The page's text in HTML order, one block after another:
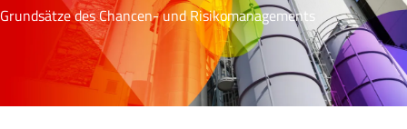
Grundsätze des Chancen- und Risikomanagements